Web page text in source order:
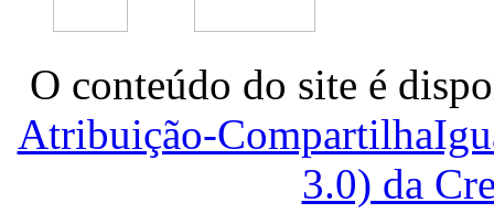
O conteúdo do site é
Atribuição-
3.0) da